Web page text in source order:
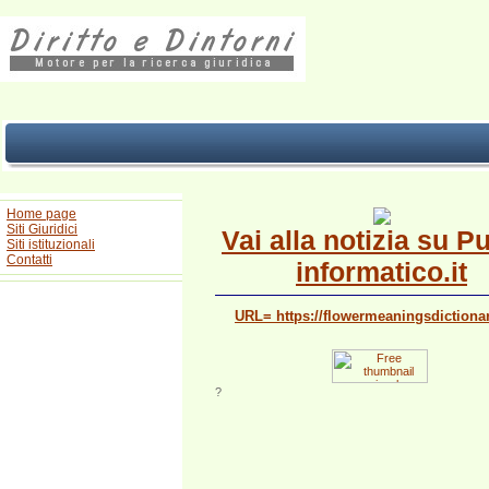
Home page
Siti Giuridici
Siti istituzionali
Contatti
Vai alla notizia su
informatico.it
URL= https://
?